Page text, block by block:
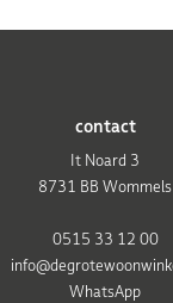
contact
It Noard 3
8731 BB Wommels
0515 33 12 00
WhatsApp